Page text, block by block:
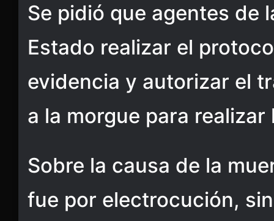
Se pidió que agentes de
Estado realizar el
evidencia y autorizar el
a la morgue para
Sobre la causa de la
fue por electrocución,